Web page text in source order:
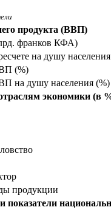
продукта (ВВП)
франков КФА)
на душу
(%)
на душу населения (%)
экономики (в
продукции